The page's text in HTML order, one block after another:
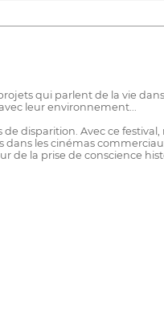
qui parlent de la vie dans
leur environnement...
disparition. Avec ce festival,
les cinémas
de la prise de conscience